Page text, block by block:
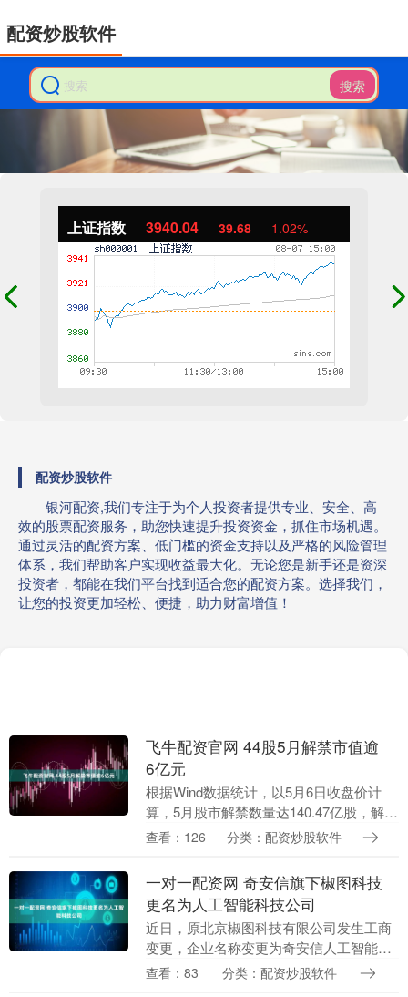
搜索
上证指数 3940.04 39.68 1.02%
配资炒股软件
银河配资,我们专注于为个人投资者提供专业、安全、高
效的股票配资服务，助您快速提升投资资金，抓住市场机遇。
通过灵活的配资方案、低门槛的资金支持以及严格的风险管理
体系，我们帮助客户实现收益最大化。无论您是新手还是资深
投资者，都能在我们平台找到适合您的配资方案。选择我们，
让您的投资更加轻松、便捷，助力财富增值！
配资炒股软件
飞牛配资官网 44股5月解禁市值逾
6亿元
根据Wind数据统计，以5月6日收盘价计
算，5月股市解禁数量达140.47亿股，解禁
市值为1831.75亿元，较4月解禁市值有所
查看：126 分类：配资炒股软件
一对一配资网 奇安信旗下椒图科技
更名为人工智能科技公司
近日，原北京椒图科技有限公司发生工商
变更，企业名称变更为奇安信人工智能科
技（北京）有限公司，同时，多位高管发
查看：83 分类：配资炒股软件